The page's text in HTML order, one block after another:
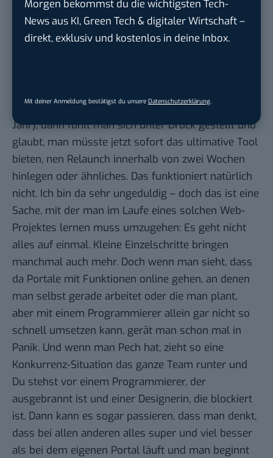
Morgen bekommst du die wichtigsten Tech-
News aus KI, Green Tech & digitaler Wirtschaft –
direkt, exklusiv und kostenlos in deine Inbox.
Mit deiner Anmeldung bestätigst du unsere Datenschutzerklärung.
hatten anfangs, ohne dass wir selbst viel dafür
getan hätten, recht viel Verlinkungen u.ä. in diversen
Blogs bekommen.
auftaucht wie Stern-shortlist (Stern.de/Gruner und
Jahr), dann fühlt man sich unter Druck gestellt und
glaubt, man müsste jetzt sofort das ultimative Tool
bieten, nen Relaunch innerhalb von zwei Wochen
hinlegen oder ähnliches. Das funktioniert natürlich
nicht. Ich bin da sehr ungeduldig – doch das ist eine
Sache, mit der man im Laufe eines solchen Web-
Projektes lernen muss umzugehen: Es geht nicht
alles auf einmal. Kleine Einzelschritte bringen
manchmal auch mehr. Doch wenn man sieht, dass
da Portale mit Funktionen online gehen, an denen
man selbst gerade arbeitet oder die man plant,
aber mit einem Programmierer allein gar nicht so
schnell umsetzen kann, gerät man schon mal in
Panik. Und wenn man Pech hat, zieht so eine
Konkurrenz-Situation das ganze Team runter und
Du stehst vor einem Programmierer, der
ausgebrannt ist und einer Designerin, die blockiert
ist. Dann kann es sogar passieren, dass man denkt,
dass bei allen anderen alles super und viel besser
als bei dem eigenen Portal läuft und man beginnt